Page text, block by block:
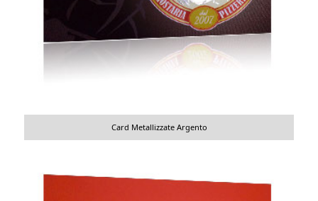
Card Metallizzate Argento